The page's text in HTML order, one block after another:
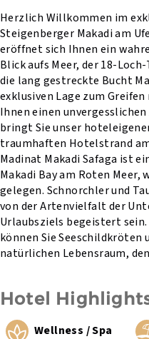
Herzlich Willkommen im
Steigenberger Makadi am
eröffnet sich Ihnen ein
Blick aufs Meer, der 18-
die lang gestreckte Bucht
exklusiven Lage zum
Ihnen einen
bringt Sie unser
traumhaften Hotelstrand am
Madinat Makadi Safaga ist
Makadi Bay am Roten Meer,
gelegen. Schnorchler und
von der Artenvielfalt der
Urlaubsziels begeistert
können Sie Seeschildkröten
natürlichen Lebensraum,
Hotel
Wellness / Spa